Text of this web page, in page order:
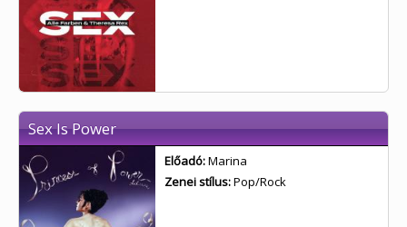
Sex Is Power
Előadó:Marina
Zenei stílus:Pop/Rock